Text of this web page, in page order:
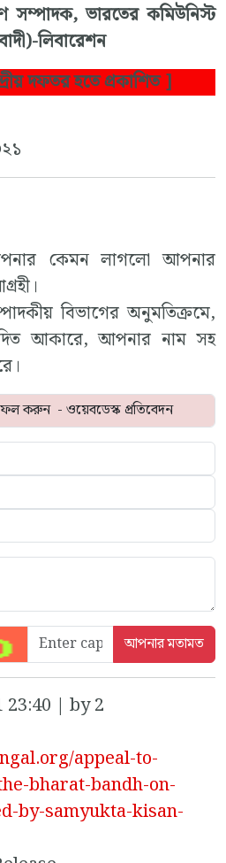
সম্পাদক, ভারতের কমিউনিস্ট
লিবারেশন
দফতর হতে প্রকাশিত ]
কেমন লাগলো আপনার
বিভাগের অনুমতিক্রমে,
আকারে, আপনার নাম সহ
23:40 | by 2
appeal-to-
bharat-bandh-on-
by-samyukta-kisan-